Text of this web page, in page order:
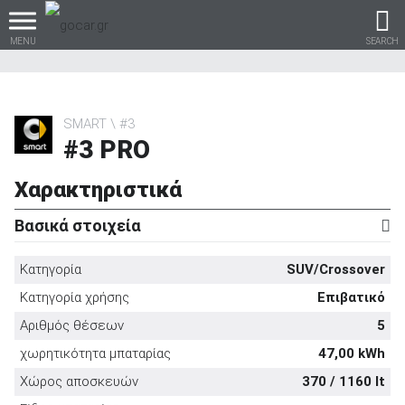
MENU SEARCH
Βρες τα πάντα για το
αυτοκίνητο!
Καινούρια
SMART #3
#3 PRO
Χαρακτηριστικά
Βασικά στοιχεία
Κατηγορία
SUV/Crossover
Κατηγορία χρήσης
Επιβατικό
Αριθμός θέσεων
5
χωρητικότητα μπαταρίας
47,00 kWh
Χώρος αποσκευών
370 / 1160 lt